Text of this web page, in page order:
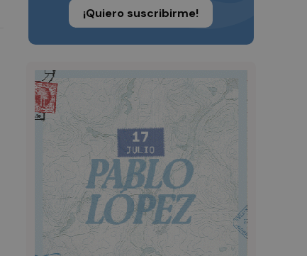
¡Quiero suscribirme!